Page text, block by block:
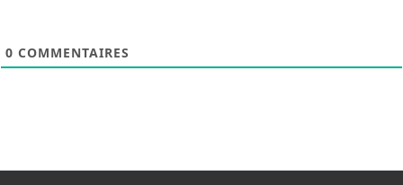
0 COMMENTAIRES